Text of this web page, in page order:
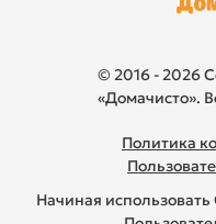
© 2016 - 2026
«Домачисто».
Политика
Начиная